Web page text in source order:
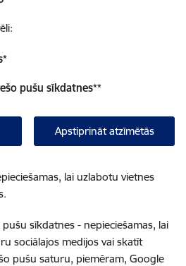
*
pušu sīkdatnes**
Apstiprināt atzīmētās
lai uzlabotu vietnes
sīkdatnes - nepieciešamas, lai
sociālajos medijos vai skatīt
pušu saturu, piemēram, Google